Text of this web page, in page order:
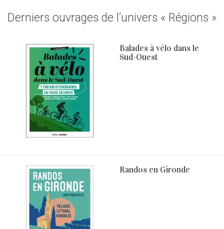
Derniers ouvrages de l’univers « Régions »
Balades à vélo dans le
Sud-Ouest
Randos en Gironde